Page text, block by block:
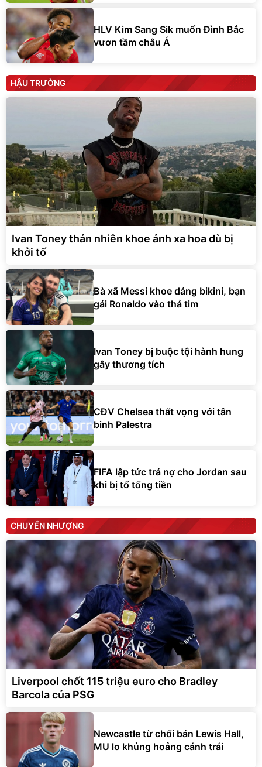
HLV Kim Sang Sik muốn Đình Bắc
vươn tầm châu Á
HẬU TRƯỜNG
Ivan Toney thản nhiên khoe ảnh xa hoa dù bị
khởi tố
Bà xã Messi khoe dáng bikini, bạn
gái Ronaldo vào thả tim
Ivan Toney bị buộc tội hành hung
gây thương tích
CĐV Chelsea thất vọng với tân
binh Palestra
FIFA lập tức trả nợ cho Jordan sau
khi bị tố tống tiền
CHUYỂN NHƯỢNG
Liverpool chốt 115 triệu euro cho Bradley
Barcola của PSG
Newcastle từ chối bán Lewis Hall,
MU lo khủng hoảng cánh trái